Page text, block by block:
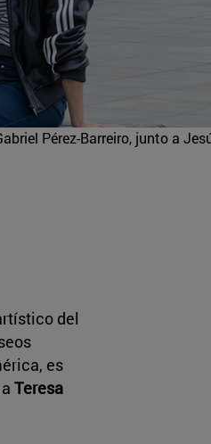
Pérez-Barreiro, junto a
del
es
Teresa